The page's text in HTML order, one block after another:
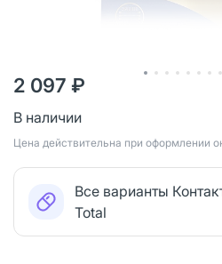
2 097 ₽
В наличии
Цена действительна при оформлении
Все варианты
Total